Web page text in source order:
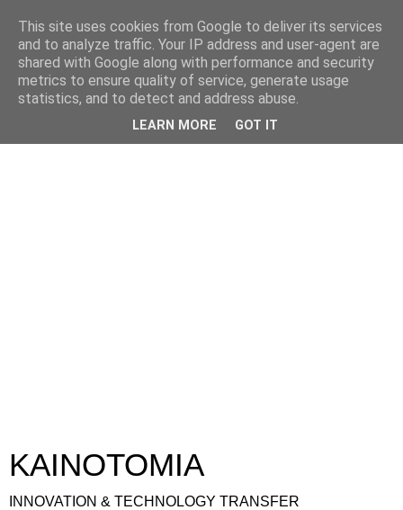
ΚΑΙΝΟΤΟΜΙΑ
INNOVATION & TECHNOLOGY TRANSFER
This site uses cookies from Google to deliver its services
and to analyze traffic. Your IP address and user-agent are
shared with Google along with performance and security
metrics to ensure quality of service, generate usage
statistics, and to detect and address abuse.
LEARN MORE GOT IT